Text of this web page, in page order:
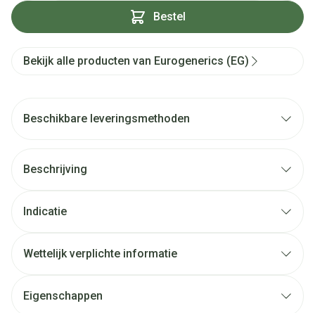
Bestel
Bekijk alle producten van Eurogenerics (EG)
Beschikbare leveringsmethoden
Beschrijving
Indicatie
Wettelijk verplichte informatie
Eigenschappen